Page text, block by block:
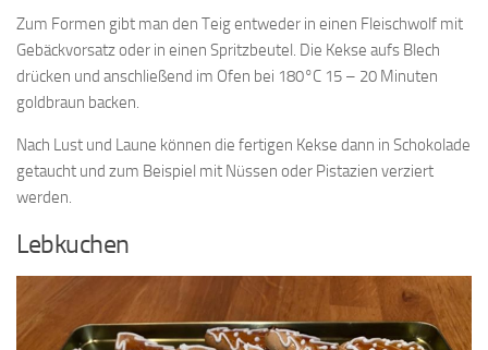
Zum Formen gibt man den Teig entweder in einen Fleischwolf mit
Gebäckvorsatz oder in einen Spritzbeutel. Die Kekse aufs Blech
drücken und anschließend im Ofen bei 180°C 15 – 20 Minuten
goldbraun backen.
Nach Lust und Laune können die fertigen Kekse dann in Schokolade
getaucht und zum Beispiel mit Nüssen oder Pistazien verziert
werden.
Lebkuchen